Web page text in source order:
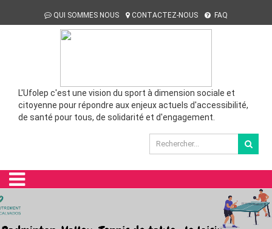
QUI SOMMES NOUS CONTACTEZ-NOUS FAQ
L'Ufolep c'est une vision du sport à dimension sociale et
citoyenne pour répondre aux enjeux actuels d'accessibilité,
de santé pour tous, de solidarité et d'engagement.